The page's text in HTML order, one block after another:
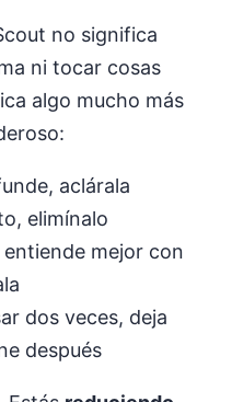
no significa
ni tocar cosas
algo mucho más
aclárala
elimínalo
mejor con
dos veces, deja
después